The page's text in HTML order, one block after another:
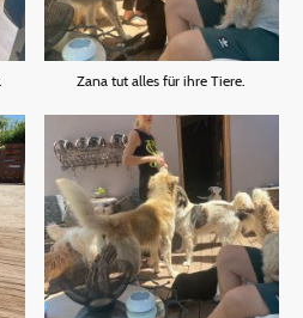
Zana tut alles für ihre Tiere.